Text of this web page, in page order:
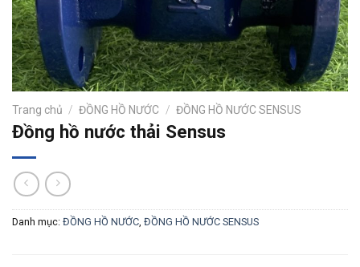
Trang chủ / ĐỒNG HỒ NƯỚC / ĐỒNG HỒ NƯỚC SENSUS
Đồng hồ nước thải Sensus
Danh mục: ĐỒNG HỒ NƯỚC, ĐỒNG HỒ NƯỚC SENSUS